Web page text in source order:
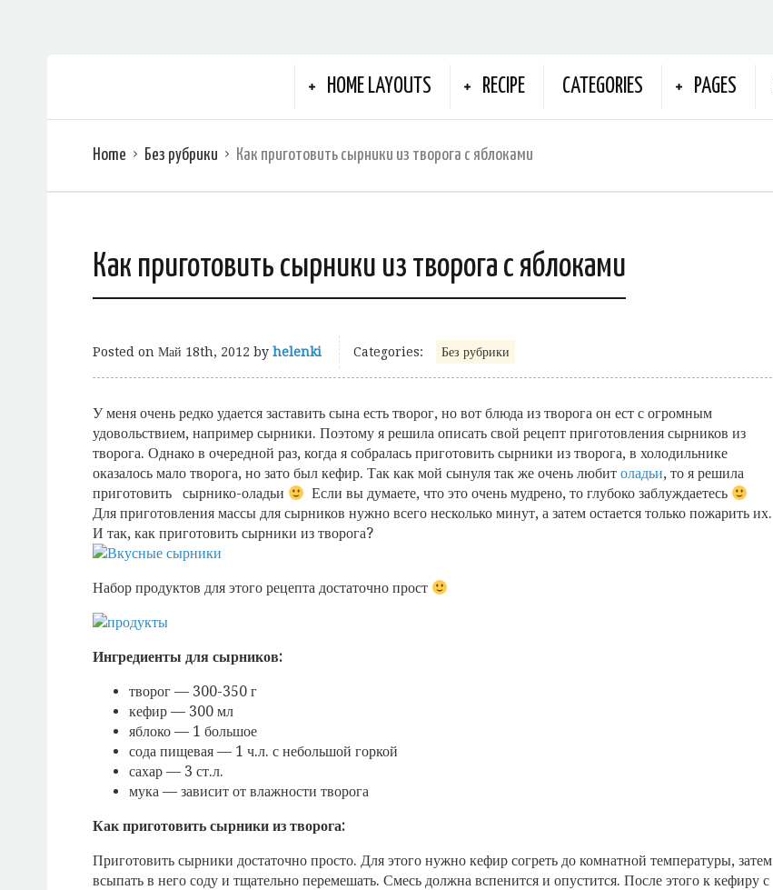
HOME LAYOUTS RECIPE CATEGORIES PAGES
Home Без рубрики Как приготовить сырники из творога с яблоками
Как приготовить сырники из творога с яблоками
Posted on Май 18th, 2012 by helenki Categories: Без рубрики
У меня очень редко удается заставить сына есть творог, но вот блюда из творога он ест с огромным
удовольствием, например сырники. Поэтому я решила описать свой рецепт приготовления сырников из
творога. Однако в очередной раз, когда я собралась приготовить сырники из творога, в холодильнике
оказалось мало творога, но зато был кефир. Так как мой сынуля так же очень любит оладьи, то я решила
приготовить сырнико-оладьи
Если вы думаете, что это очень мудрено, то глубоко заблуждаетесь
Для приготовления массы для сырников нужно всего несколько минут, а затем остается только пожарить их.
И так, как приготовить сырники из творога?
Набор продуктов для этого рецепта достаточно прост
Ингредиенты для сырников:
творог — 300-350 г
кефир — 300 мл
яблоко — 1 большое
сода пищевая — 1 ч.л. с небольшой горкой
сахар — 3 ст.л.
мука — зависит от влажности творога
Как приготовить сырники из творога:
Приготовить сырники достаточно просто. Для этого нужно кефир согреть до комнатной температуры, затем
всыпать в него соду и тщательно перемешать. Смесь должна вспенится и опустится. После этого к кефиру с